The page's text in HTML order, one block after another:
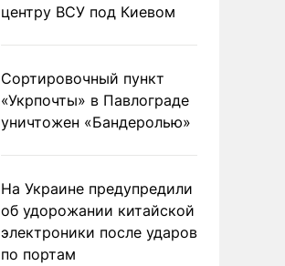
центру ВСУ под Киевом
Сортировочный пункт
«Укрпочты» в Павлограде
уничтожен «Бандеролью»
На Украине предупредили
об удорожании китайской
электроники после ударов
по портам